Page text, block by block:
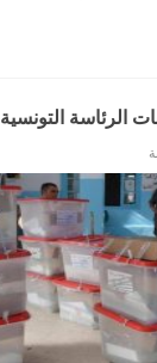
الرئاسة التونسية